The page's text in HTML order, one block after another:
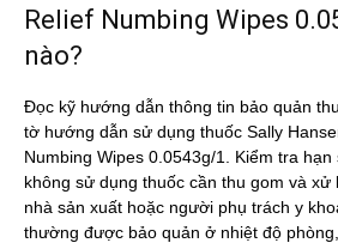
Relief Numbing Wipes
nào?
Đọc kỹ hướng dẫn thông tin bảo quản
tờ hướng dẫn sử dụng thuốc Sally
Numbing Wipes 0.0543g/1. Kiểm tra
không sử dụng thuốc cần thu gom và
nhà sản xuất hoặc người phụ trách y
thường được bảo quản ở nhiệt độ